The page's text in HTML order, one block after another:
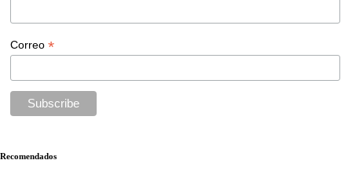
Correo*
Recomendados